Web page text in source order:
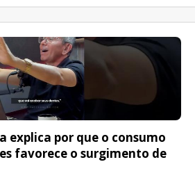
explica por que o consumo
favorece o surgimento de